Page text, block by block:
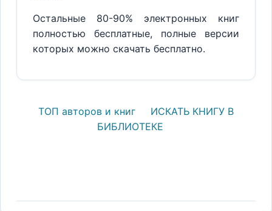
Остальные 80-90% электронных книг
полностью бесплатные, полные версии
которых можно скачать бесплатно.
ТОП авторов и книг
ИСКАТЬ КНИГУ В
БИБЛИОТЕКЕ